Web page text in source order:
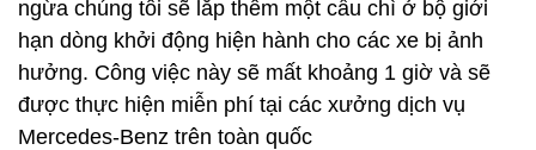
ngừa chúng tôi sẽ lắp thêm một cầu chì ở bộ giới
hạn dòng khởi động hiện hành cho các xe bị ảnh
hưởng. Công việc này sẽ mất khoảng 1 giờ và sẽ
được thực hiện miễn phí tại các xưởng dịch vụ
Mercedes-Benz trên toàn quốc